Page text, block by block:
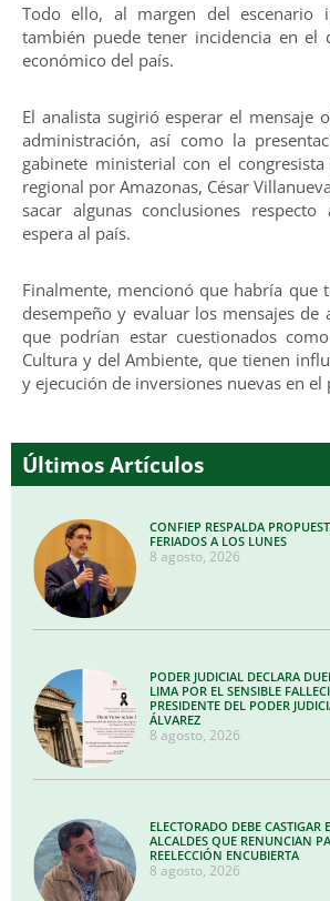
Todo ello, al margen del escenario
también puede tener incidencia en el
económico del país.
El analista sugirió esperar el mensaje
administración, así como la
gabinete ministerial con el
regional por Amazonas, César
sacar algunas conclusiones
espera al país.
Finalmente, mencionó que habría que
desempeño y evaluar los mensajes de
que podrían estar cuestionados
Cultura y del Ambiente, que tienen
y ejecución de inversiones nuevas en el
Últimos Artículos
CONFIEP RESPALDA
FERIADOS A LOS LUNES
8 agosto, 2026
PODER JUDICIAL DECLARA
LIMA POR EL SENSIBLE
PRESIDENTE DEL PODER
ÁLVAREZ
8 agosto, 2026
ELECTORADO DEBE CASTIGAR
ALCALDES QUE RENUNCIAN
REELECCIÓN ENCUBIERTA
8 agosto, 2026